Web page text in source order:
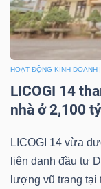
HOẠT ĐỘNG KINH DOANH
LICOGI 14
nhà ở 2,100
LICOGI 14 vừa
liên danh đầu tư
lượng vũ trang